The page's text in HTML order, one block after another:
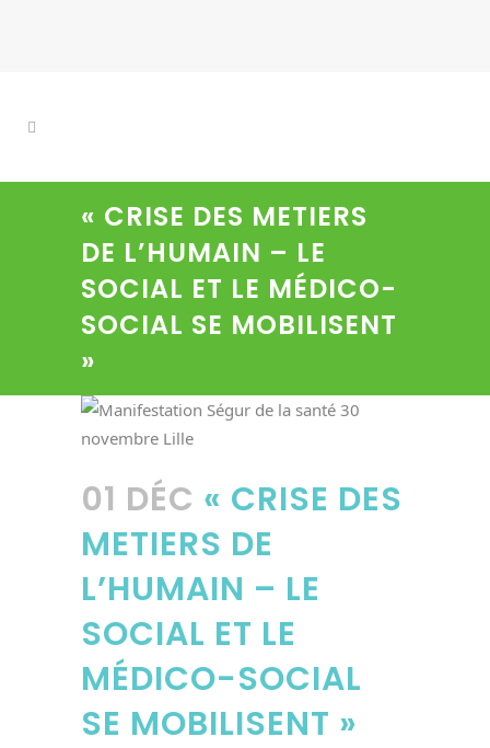
« CRISE DES METIERS
DE L’HUMAIN – LE
SOCIAL ET LE MÉDICO-
SOCIAL SE MOBILISENT
»
01 DÉC « CRISE DES
METIERS DE
L’HUMAIN – LE
SOCIAL ET LE
MÉDICO-SOCIAL
SE MOBILISENT »